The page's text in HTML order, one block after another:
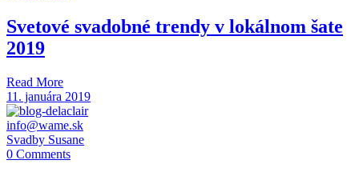
Svetové svadobné trendy v lokálnom šate
2019
Read More
11. januára 2019
info@wame.sk
Svadby Susane
0 Comments